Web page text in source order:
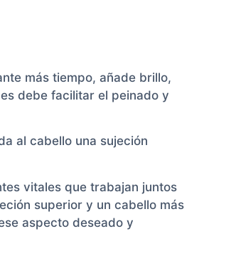
más tiempo, añade brillo,
debe facilitar el peinado y
al cabello una sujeción
vitales que trabajan juntos
superior y un cabello más
aspecto deseado y